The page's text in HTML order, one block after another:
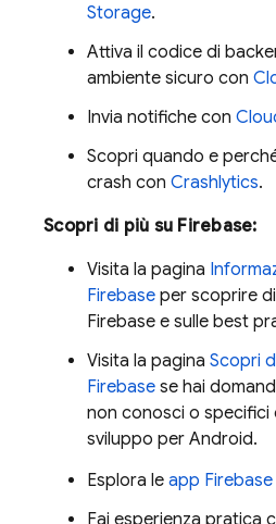
Storage.
Attiva il codice di
ambiente sicuro con
Invia notifiche con
Scopri quando e
crash con Crashlytics.
Scopri di più su Firebase:
Visita la pagina
Firebase per scoprire
Firebase e sulle best
Visita la pagina Scopri
Firebase se hai
non conosci o specifici
sviluppo per Android.
Esplora le app
Fai esperienza pratica